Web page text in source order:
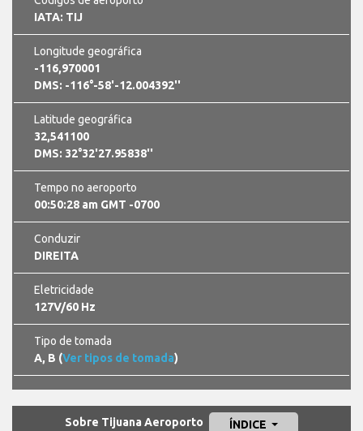
IATA: TIJ
Longitude geográfica
-116,970001
DMS: -116°-58'-12.004392''
Latitude geográfica
32,541100
DMS: 32°32'27.95838''
Tempo no aeroporto
00:50:29 am GMT -0700
Conduzir
DIREITA
Eletricidade
127V/60 Hz
Tipo de tomada
A, B (Ver tipos de tomada)
Sobre Tijuana Aeroporto ÍNDICE